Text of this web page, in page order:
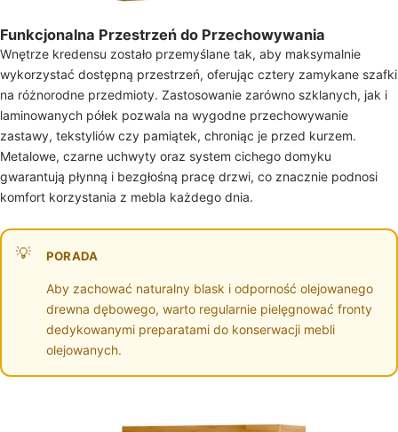
Funkcjonalna Przestrzeń do Przechowywania
Wnętrze kredensu zostało przemyślane tak, aby maksymalnie
wykorzystać dostępną przestrzeń, oferując cztery zamykane szafki
na różnorodne przedmioty. Zastosowanie zarówno szklanych, jak i
laminowanych półek pozwala na wygodne przechowywanie
zastawy, tekstyliów czy pamiątek, chroniąc je przed kurzem.
Metalowe, czarne uchwyty oraz system cichego domyku
gwarantują płynną i bezgłośną pracę drzwi, co znacznie podnosi
komfort korzystania z mebla każdego dnia.
PORADA
Aby zachować naturalny blask i odporność olejowanego
drewna dębowego, warto regularnie pielęgnować fronty
dedykowanymi preparatami do konserwacji mebli
olejowanych.